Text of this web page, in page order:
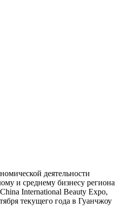
деятельности
и среднему бизнесу региона
International Beauty Expo,
текущего года в Гуанчжоу